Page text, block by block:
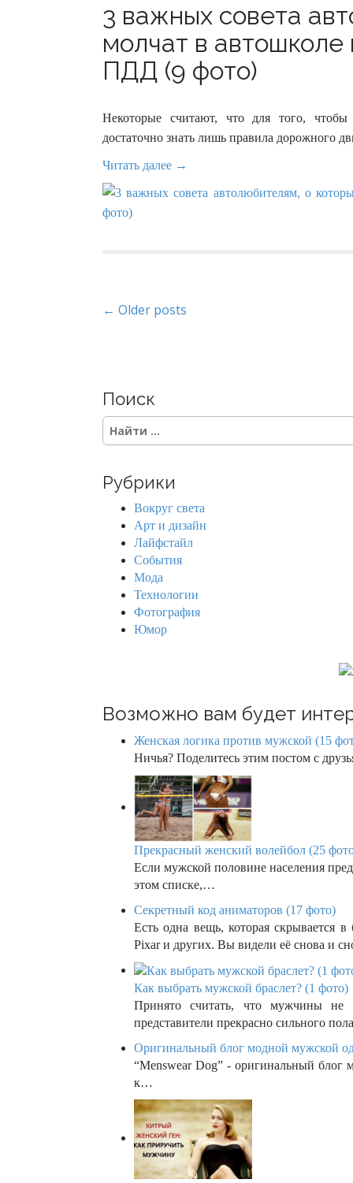
3 важных совета
молчат в
ПДД (9 фото)
Некоторые считают, что для того, чтобы
достаточно знать лишь правила дорожного
Читать далее →
P
t
s
n
a
o
← Older posts
Поиск
S
e
c
Рубрики
Вокруг света
Арт и дизайн
Лайфстайл
События
Мода
Технологии
Фотография
Юмор
Возможно вам будет
Женская логика против мужской (15
Ничья? Поделитесь этим постом с
Прекрасный женский волейбол (25
Если мужской половине населения
этом списке,…
Секретный код аниматоров (17 фото)
Есть одна вещь, которая скрывается
Pixar и других. Вы видели её снова и
Как выбрать мужской браслет? (1 фото)
Принято считать, что мужчины не
представители прекрасно сильного
Оригинальный блог модной мужской
“Menswear Dog” - оригинальный
к…